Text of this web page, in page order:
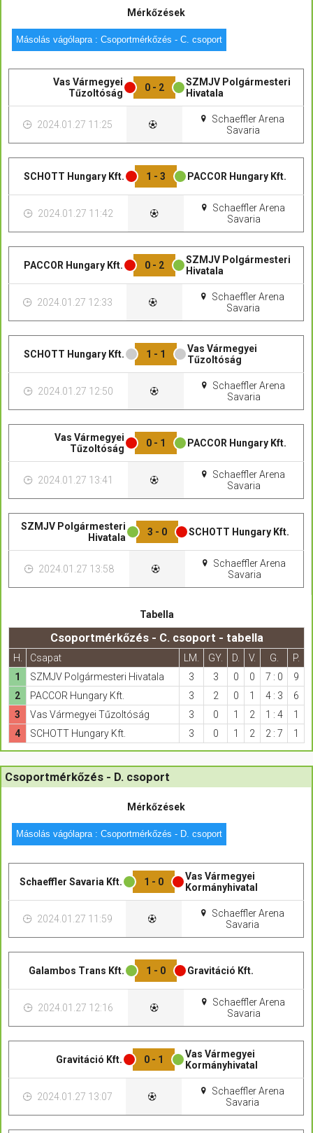
Mérkőzések
Másolás vágólapra : Csoportmérkőzés - C. csoport
Vas Vármegyei
Tűzoltóság
0 - 2
SZMJV Polgármesteri
Hivatala
2024.01.27 11:25
Schaeffler Arena
Savaria
SCHOTT Hungary Kft. 1 - 3 PACCOR Hungary Kft.
2024.01.27 11:42
Schaeffler Arena
Savaria
PACCOR Hungary Kft. 0 - 2
SZMJV Polgármesteri
Hivatala
2024.01.27 12:33
Schaeffler Arena
Savaria
SCHOTT Hungary Kft. 1 - 1
Vas Vármegyei
Tűzoltóság
2024.01.27 12:50
Schaeffler Arena
Savaria
Vas Vármegyei
Tűzoltóság
0 - 1 PACCOR Hungary Kft.
2024.01.27 13:41
Schaeffler Arena
Savaria
SZMJV Polgármesteri
Hivatala
3 - 0 SCHOTT Hungary Kft.
2024.01.27 13:58
Schaeffler Arena
Savaria
Tabella
Csoportmérkőzés - C. csoport - tabella
H. Csapat LM. GY. D. V. G.
P.
1
SZMJV Polgármesteri Hivatala 3 3 0 0 7 : 0
9
2
PACCOR Hungary Kft. 3 2 0 1 4 : 3
6
3
Vas Vármegyei Tűzoltóság 3 0 1 2 1 : 4
1
4
SCHOTT Hungary Kft. 3 0 1 2 2 : 7 1
Csoportmérkőzés - D. csoport
Mérkőzések
Másolás vágólapra : Csoportmérkőzés - D. csoport
Schaeffler Savaria Kft. 1 - 0
Vas Vármegyei
Kormányhivatal
2024.01.27 11:59
Schaeffler Arena
Savaria
Galambos Trans Kft. 1 - 0 Gravitáció Kft.
2024.01.27 12:16
Schaeffler Arena
Savaria
Gravitáció Kft. 0 - 1
Vas Vármegyei
Kormányhivatal
2024.01.27 13:07
Schaeffler Arena
Savaria